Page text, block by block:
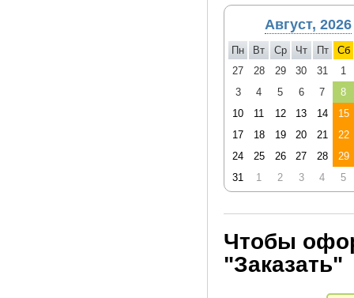
Август, 2026
Пн Вт Ср Чт Пт
Сб
27
28 29 30 31
1
3
4 5 6 7
8
10
11 12 13 14
15
17
18 19 20 21
22
24
25 26 27 28
29
31
1 2 3 4 5
Чтобы
"Заказать"